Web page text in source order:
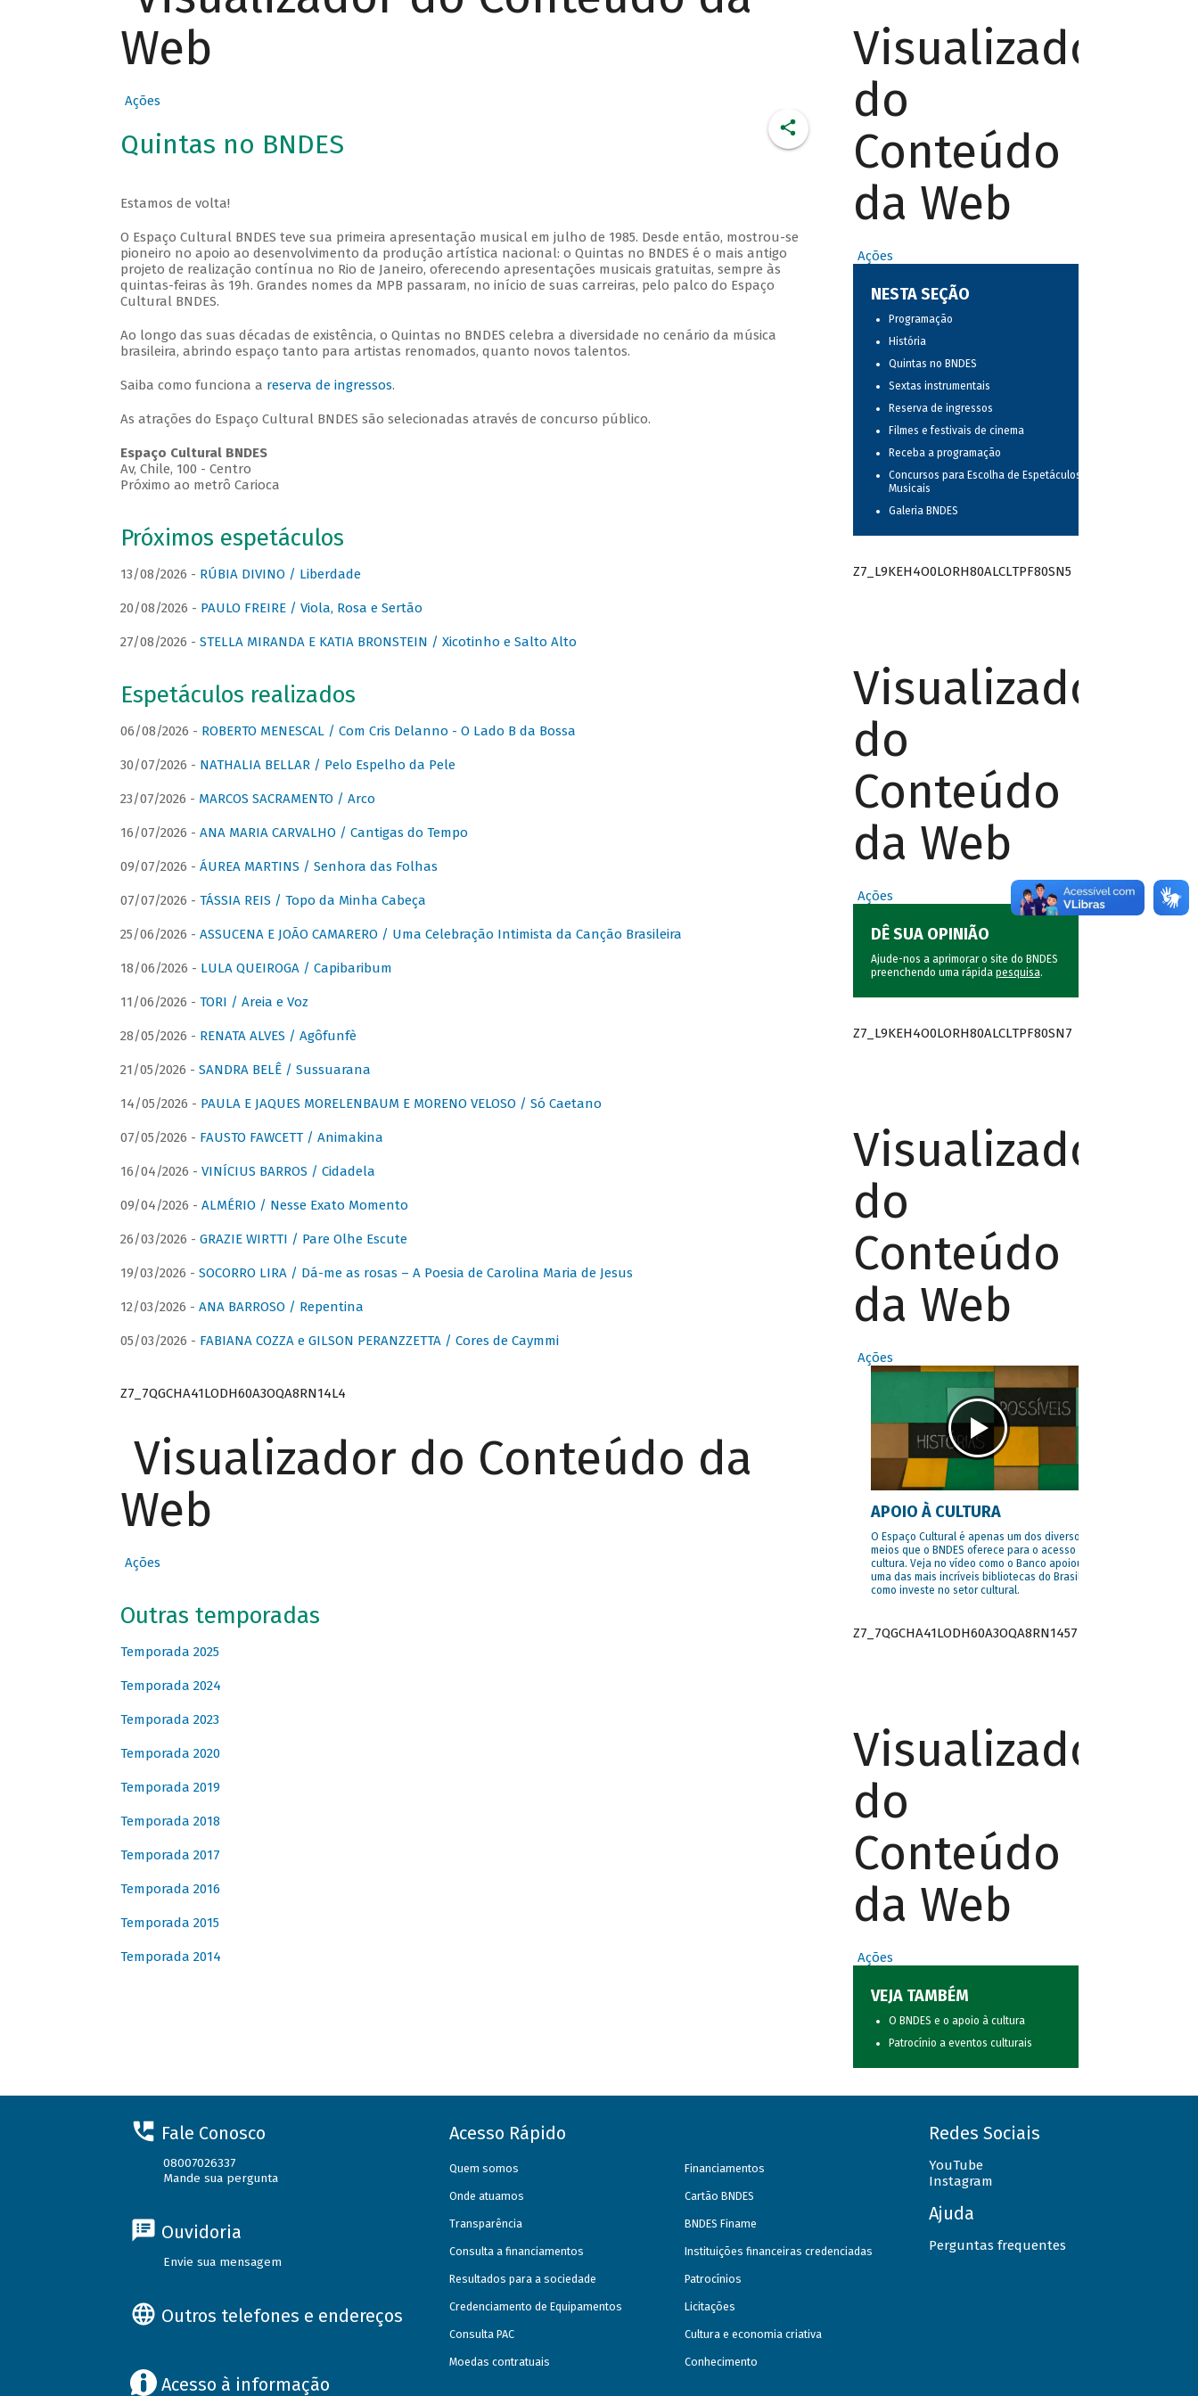
Web
Ações
Quintas no BNDES
Estamos de volta!
O Espaço Cultural BNDES teve sua primeira apresentação musical em julho de 1985. Desde então, mostrou-se
pioneiro no apoio ao desenvolvimento da produção artística nacional: o Quintas no BNDES é o mais antigo
projeto de realização contínua no Rio de Janeiro, oferecendo apresentações musicais gratuitas, sempre às
quintas-feiras às 19h. Grandes nomes da MPB passaram, no início de suas carreiras, pelo palco do Espaço
Cultural BNDES.
Ao longo das suas décadas de existência, o Quintas no BNDES celebra a diversidade no cenário da música
brasileira, abrindo espaço tanto para artistas renomados, quanto novos talentos.
Saiba como funciona a reserva de ingressos.
As atrações do Espaço Cultural BNDES são selecionadas através de concurso público.
Espaço Cultural BNDES
Av, Chile, 100 - Centro
Próximo ao metrô Carioca
Próximos espetáculos
13/08/2026 - RÚBIA DIVINO / Liberdade
20/08/2026 - PAULO FREIRE / Viola, Rosa e Sertão
27/08/2026 - STELLA MIRANDA E KATIA BRONSTEIN / Xicotinho e Salto Alto
Espetáculos realizados
06/08/2026 - ROBERTO MENESCAL / Com Cris Delanno - O Lado B da Bossa
30/07/2026 - NATHALIA BELLAR / Pelo Espelho da Pele
23/07/2026 - MARCOS SACRAMENTO / Arco
16/07/2026 - ANA MARIA CARVALHO / Cantigas do Tempo
09/07/2026 - ÁUREA MARTINS / Senhora das Folhas
07/07/2026 - TÁSSIA REIS / Topo da Minha Cabeça
25/06/2026 - ASSUCENA E JOÃO CAMARERO / Uma Celebração Intimista da Canção Brasileira
18/06/2026 - LULA QUEIROGA / Capibaribum
11/06/2026 - TORI / Areia e Voz
28/05/2026 - RENATA ALVES / Agôfunfè
21/05/2026 - SANDRA BELÊ / Sussuarana
14/05/2026 - PAULA E JAQUES MORELENBAUM E MORENO VELOSO / Só Caetano
07/05/2026 - FAUSTO FAWCETT / Animakina
16/04/2026 - VINÍCIUS BARROS / Cidadela
09/04/2026 - ALMÉRIO / Nesse Exato Momento
26/03/2026 - GRAZIE WIRTTI / Pare Olhe Escute
19/03/2026 - SOCORRO LIRA / Dá-me as rosas – A Poesia de Carolina Maria de Jesus
12/03/2026 - ANA BARROSO / Repentina
05/03/2026 - FABIANA COZZA e GILSON PERANZZETTA / Cores de Caymmi
Z7_7QGCHA41LODH60A3OQA8RN14L4
Visualizador do Conteúdo da
Web
Ações
Outras temporadas
Temporada 2025
Temporada 2024
Temporada 2023
Temporada 2020
Temporada 2019
Temporada 2018
Temporada 2017
Temporada 2016
Temporada 2015
Temporada 2014
Visualizador
do
Conteúdo
da Web
Ações
NESTA SEÇÃO
Programação
História
Quintas no BNDES
Sextas instrumentais
Reserva de ingressos
Filmes e festivais de cinema
Receba a programação
Concursos para Escolha de Espetáculos
Musicais
Galeria BNDES
Z7_L9KEH4O0LORH80ALCLTPF80SN5
Visualizador
do
Conteúdo
da Web
Ações
DÊ SUA OPINIÃO
Ajude-nos a aprimorar o site do BNDES
preenchendo uma rápida pesquisa.
Z7_L9KEH4O0LORH80ALCLTPF80SN7
Visualizador
do
Conteúdo
da Web
Ações
APOIO À CULTURA
O Espaço Cultural é apenas um dos diversos
meios que o BNDES oferece para o acesso à
cultura. Veja no vídeo como o Banco apoiou
uma das mais incríveis bibliotecas do Brasil e
como investe no setor cultural.
Z7_7QGCHA41LODH60A3OQA8RN1457
Visualizador
do
Conteúdo
da Web
Ações
VEJA TAMBÉM
O BNDES e o apoio à cultura
Patrocínio a eventos culturais
Fale Conosco
08007026337
Mande sua pergunta
Ouvidoria
Envie sua mensagem
Outros telefones e endereços
Acesso à informação
Acesso Rápido
Quem somos
Onde atuamos
Transparência
Consulta a financiamentos
Resultados para a sociedade
Credenciamento de Equipamentos
Consulta PAC
Moedas contratuais
Financiamentos
Cartão BNDES
BNDES Finame
Instituições financeiras credenciadas
Patrocínios
Licitações
Cultura e economia criativa
Conhecimento
Redes Sociais
YouTube
Instagram
Ajuda
Perguntas frequentes